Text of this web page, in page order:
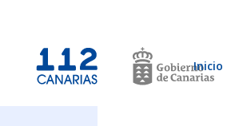
Inicio